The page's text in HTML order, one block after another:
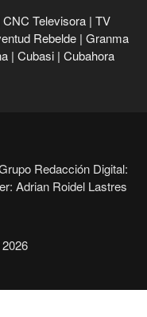
CNC Televisora | TV
Rebelde | Granma
| Cubasi | Cubahora
Redacción Digital:
Adrian Roidel Lastres